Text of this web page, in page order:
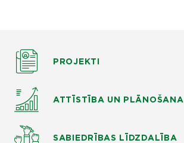
PROJEKTI
ATTĪSTĪBA UN PLĀNOŠANA
SABIEDRĪBAS LĪDZDALĪBA